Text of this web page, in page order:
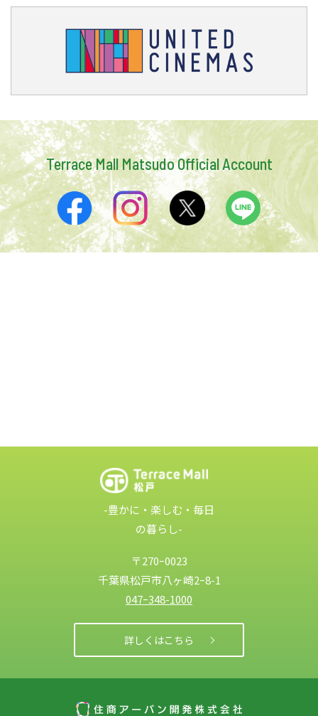
Terrace Mall Matsudo Official Account
-豊かに・楽しむ・毎日
の暮らし-
〒270ｰ0023
千葉県松戸市八ヶ崎2ｰ8-1
047ｰ348-1000
詳しくはこちら